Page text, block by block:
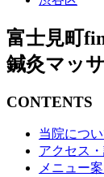
富士見町
鍼灸マッ
CONTENTS
当院につ
アクセス
メニュー